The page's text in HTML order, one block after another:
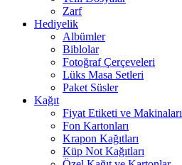
Zarf
Hediyelik
Albümler
Biblolar
Fotoğraf Çerçeveleri
Lüks Masa Setleri
Paket Süsler
Kağıt
Fiyat Etiketi ve Makinaları
Fon Kartonları
Krapon Kağıtları
Küp Not Kağıtları